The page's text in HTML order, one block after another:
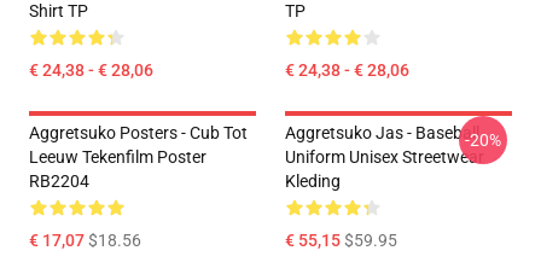
Shirt TP
€ 24,38 - € 28,06
TP
€ 24,38 - € 28,06
Aggretsuko Posters - Cub Tot
Leeuw Tekenfilm Poster
RB2204
€ 17,07$18.56
Aggretsuko Jas - Baseball
Uniform Unisex Streetwear
Kleding
€ 55,15$59.95
-20%